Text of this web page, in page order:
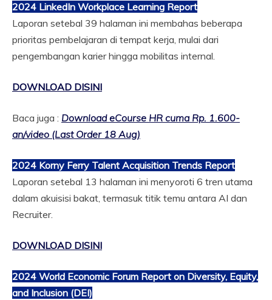
2024 LinkedIn Workplace Learning Report
Laporan setebal 39 halaman ini membahas beberapa
prioritas pembelajaran di tempat kerja, mulai dari
pengembangan karier hingga mobilitas internal.
DOWNLOAD DISINI
Baca juga : Download eCourse HR cuma Rp. 1.600-
an/video (Last Order 18 Aug)
2024 Korny Ferry Talent Acquisition Trends Report
Laporan setebal 13 halaman ini menyoroti 6 tren utama
dalam akuisisi bakat, termasuk titik temu antara AI dan
Recruiter.
DOWNLOAD DISINI
2024 World Economic Forum Report on Diversity, Equity,
and Inclusion (DEI)